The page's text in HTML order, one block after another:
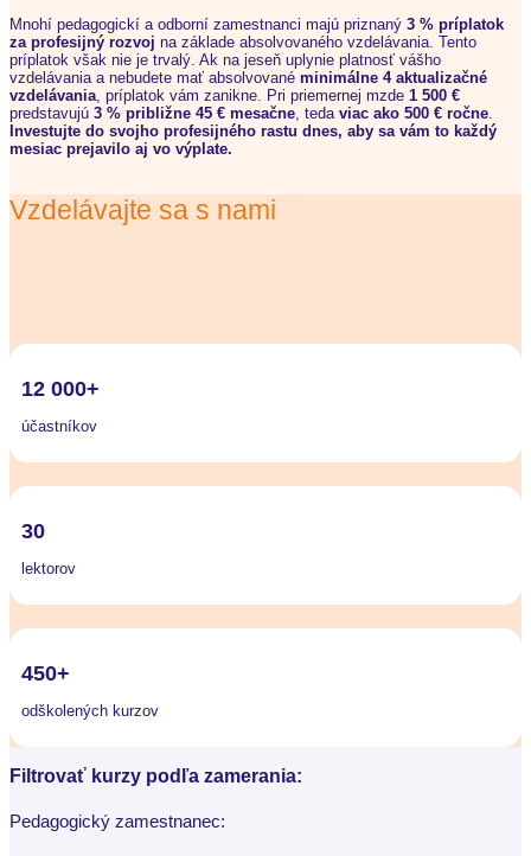
Mnohí pedagogickí a odborní zamestnanci majú priznaný 3 % príplatok
za profesijný rozvoj na základe absolvovaného vzdelávania. Tento
príplatok však nie je trvalý. Ak na jeseň uplynie platnosť vášho
vzdelávania a nebudete mať absolvované minimálne 4 aktualizačné
vzdelávania, príplatok vám zanikne. Pri priemernej mzde 1 500 €
predstavujú 3 % približne 45 € mesačne, teda viac ako 500 € ročne.
Investujte do svojho profesijného rastu dnes, aby sa vám to každý
mesiac prejavilo aj vo výplate.
Vzdelávajte sa s nami
12 000+
účastníkov
30
lektorov
450+
odškolených kurzov
Filtrovať kurzy podľa zamerania:
Pedagogický zamestnanec: